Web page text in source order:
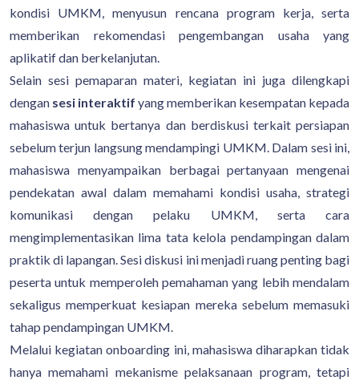
kondisi UMKM, menyusun rencana program kerja, serta
memberikan rekomendasi pengembangan usaha yang
aplikatif dan berkelanjutan.
Selain sesi pemaparan materi, kegiatan ini juga dilengkapi
dengan sesi interaktif yang memberikan kesempatan kepada
mahasiswa untuk bertanya dan berdiskusi terkait persiapan
sebelum terjun langsung mendampingi UMKM. Dalam sesi ini,
mahasiswa menyampaikan berbagai pertanyaan mengenai
pendekatan awal dalam memahami kondisi usaha, strategi
komunikasi dengan pelaku UMKM, serta cara
mengimplementasikan lima tata kelola pendampingan dalam
praktik di lapangan. Sesi diskusi ini menjadi ruang penting bagi
peserta untuk memperoleh pemahaman yang lebih mendalam
sekaligus memperkuat kesiapan mereka sebelum memasuki
tahap pendampingan UMKM.
Melalui kegiatan onboarding ini, mahasiswa diharapkan tidak
hanya memahami mekanisme pelaksanaan program, tetapi